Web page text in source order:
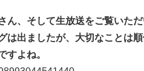
ん、そして生放送をご覧いた
出ましたが、大切なことは順
すよね。